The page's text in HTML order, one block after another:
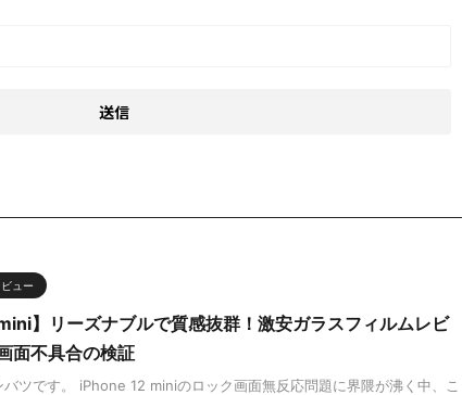
ュー
】リーズナブルで質感抜群！激安ガラスフィルムレビ
面不具合の検証
バツです。 iPhone 12 miniのロック画面無反応問題に界隈が沸く中、こ